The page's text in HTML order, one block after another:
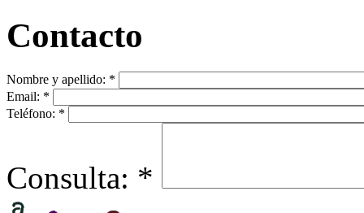
Contacto
Nombre y apellido: *
Email: *
Teléfono: *
Consulta: *